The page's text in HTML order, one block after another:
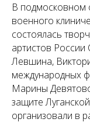
В подмосковном
военного
состоялась
артистов России
Левшина,
международных
Марины
защите
организовали в